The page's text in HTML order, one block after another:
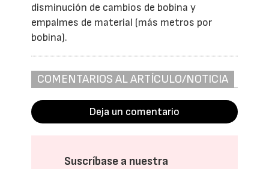
disminución de cambios de bobina y
empalmes de material (más metros por
bobina).
COMENTARIOS AL ARTÍCULO/NOTICIA
Deja un comentario
Suscríbase a nuestra